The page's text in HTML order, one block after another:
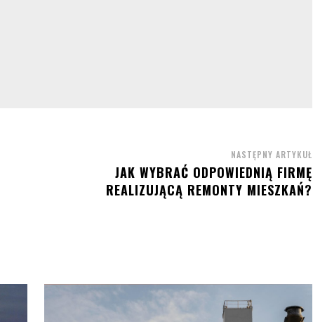
NASTĘPNY ARTYKUŁ
JAK WYBRAĆ ODPOWIEDNIĄ FIRMĘ
REALIZUJĄCĄ REMONTY MIESZKAŃ?